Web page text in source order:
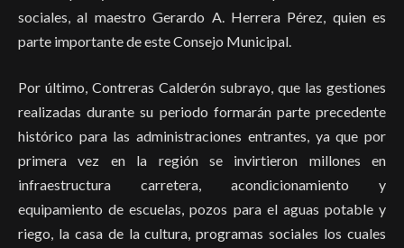
sociales, al maestro Gerardo A. Herrera Pérez, quien es
parte importante de este Consejo Municipal.
Por último, Contreras Calderón subrayo, que las gestiones
realizadas durante su periodo formarán parte precedente
histórico para las administraciones entrantes, ya que por
primera vez en la región se invirtieron millones en
infraestructura carretera, acondicionamiento y
equipamiento de escuelas, pozos para el aguas potable y
riego, la casa de la cultura, programas sociales los cuales